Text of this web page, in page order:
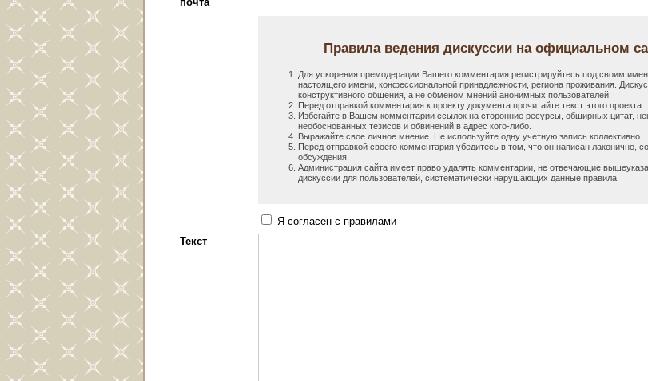
Правила ведения дискуссии на официальном
Для ускорения премодерации Вашего комментария регистрируйтесь под своим
настоящего имени, конфессиональной принадлежности, региона проживания.
конструктивного общения, а не обменом мнений анонимных пользователей.
Перед отправкой комментария к проекту документа прочитайте текст этого проекта.
Избегайте в Вашем комментарии ссылок на сторонние ресурсы, обширных цитат,
необоснованных тезисов и обвинений в адрес кого-либо.
Выражайте свое личное мнение. Не используйте одну учетную запись коллективно.
Перед отправкой своего комментария убедитесь в том, что он написан лаконично,
обсуждения.
Администрация сайта имеет право удалять комментарии, не отвечающие
дискуссии для пользователей, систематически нарушающих данные правила.
Я согласен с правилами
Текст